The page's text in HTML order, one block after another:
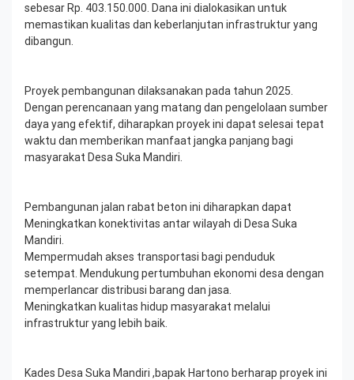
sebesar Rp. 403.150.000. Dana ini dialokasikan untuk
memastikan kualitas dan keberlanjutan infrastruktur yang
dibangun.
Proyek pembangunan dilaksanakan pada tahun 2025.
Dengan perencanaan yang matang dan pengelolaan sumber
daya yang efektif, diharapkan proyek ini dapat selesai tepat
waktu dan memberikan manfaat jangka panjang bagi
masyarakat Desa Suka Mandiri.
Pembangunan jalan rabat beton ini diharapkan dapat
Meningkatkan konektivitas antar wilayah di Desa Suka
Mandiri.
Mempermudah akses transportasi bagi penduduk
setempat. Mendukung pertumbuhan ekonomi desa dengan
memperlancar distribusi barang dan jasa.
Meningkatkan kualitas hidup masyarakat melalui
infrastruktur yang lebih baik.
Kades Desa Suka Mandiri ,bapak Hartono berharap proyek ini